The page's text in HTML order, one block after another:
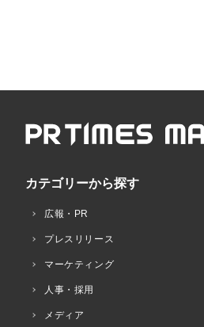
カテゴリーから探す
広報・PR
プレスリリース
マーケティング
人事・採用
メディア